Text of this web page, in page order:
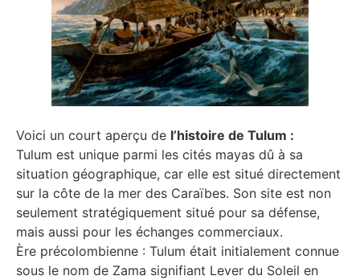
Voici un court aperçu de l’histoire de Tulum :
Tulum est unique parmi les cités mayas dû à sa
situation géographique, car elle est situé directement
sur la côte de la mer des Caraïbes. Son site est non
seulement stratégiquement situé pour sa défense,
mais aussi pour les échanges commerciaux.
Ère précolombienne : Tulum était initialement connue
sous le nom de Zama signifiant Lever du Soleil en